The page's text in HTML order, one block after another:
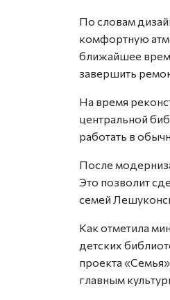
По словам
комфортную
ближайшее
завершить
На время
центральной
работать в
После
Это позволит
семей
Как отметила
детских
проекта
главным